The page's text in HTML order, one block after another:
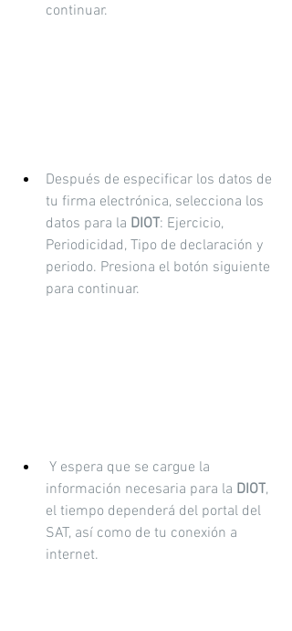
continuar.
Después de especificar los datos de
tu firma electrónica, selecciona los
datos para la DIOT: Ejercicio,
Periodicidad, Tipo de declaración y
periodo. Presiona el botón siguiente
para continuar.
Y espera que se cargue la
información necesaria para la DIOT,
el tiempo dependerá del portal del
SAT, así como de tu conexión a
internet.